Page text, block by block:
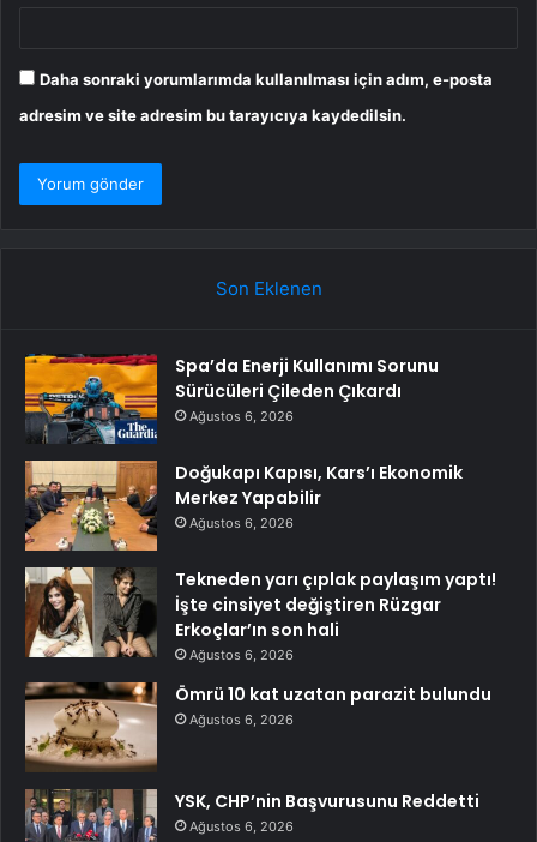
Daha sonraki yorumlarımda kullanılması için adım, e-posta
adresim ve site adresim bu tarayıcıya kaydedilsin.
Son Eklenen
Spa’da Enerji Kullanımı Sorunu
Sürücüleri Çileden Çıkardı
Ağustos 6, 2026
Doğukapı Kapısı, Kars’ı Ekonomik
Merkez Yapabilir
Ağustos 6, 2026
Tekneden yarı çıplak paylaşım yaptı!
İşte cinsiyet değiştiren Rüzgar
Erkoçlar’ın son hali
Ağustos 6, 2026
Ömrü 10 kat uzatan parazit bulundu
Ağustos 6, 2026
YSK, CHP’nin Başvurusunu Reddetti
Ağustos 6, 2026